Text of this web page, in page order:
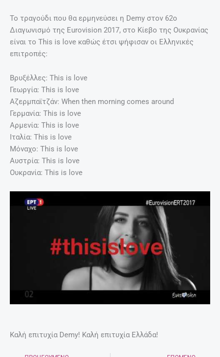
Το τραγούδι που θα ερμηνεύσει η Demy στον 62ο
Διαγωνισμό της Eurovision 2017, στο Κίεβο της Ουκρανίας
είναι το This is love καθώς έτσι ψήφισαν οι Ελληνικές
επιτροπές:
Βρυξέλλες: This is love
Γεωργία: This is love
Αζερμπαϊτζάν: When then morning comes around
Γερμανία: This is love
Αρμενία: This is love
Ιταλία: This is love
Μόναχο: This is love
Αυστρία: This is love
Ουκρανία: This is love
Καλή επιτυχία Demy! Καλή επιτυχία Ελλάδα!